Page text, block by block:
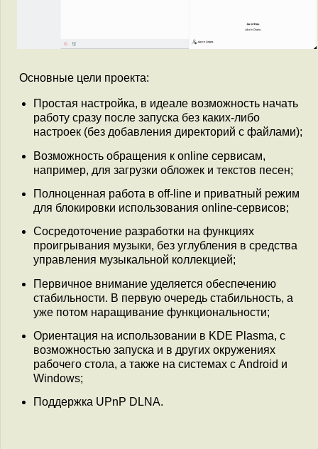
Основные цели проекта:
Простая настройка, в идеале возможность начать
работу сразу после запуска без каких-либо
настроек (без добавления директорий с файлами);
Возможность обращения к online сервисам,
например, для загрузки обложек и текстов песен;
Полноценная работа в off-line и приватный режим
для блокировки использования online-сервисов;
Сосредоточение разработки на функциях
проигрывания музыки, без углубления в средства
управления музыкальной коллекцией;
Первичное внимание уделяется обеспечению
стабильности. В первую очередь стабильность, а
уже потом наращивание функциональности;
Ориентация на использовании в KDE Plasma, с
возможностью запуска и в других окружениях
рабочего стола, а также на системах с Android и
Windows;
Поддержка UPnP DLNA.